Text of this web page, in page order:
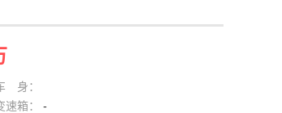
身：
速箱： -